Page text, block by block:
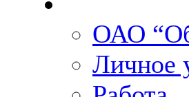
ОАО
Личное